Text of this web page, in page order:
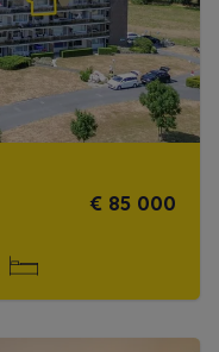
€ 85 000